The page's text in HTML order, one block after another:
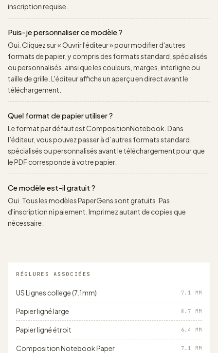
inscription requise.
Puis-je personnaliser ce modèle ?
Oui. Cliquez sur « Ouvrir l'éditeur » pour modifier d'autres
formats de papier, y compris des formats standard, spécialisés
ou personnalisés, ainsi que les couleurs, marges, interligne ou
taille de grille. L'éditeur affiche un aperçu en direct avant le
téléchargement.
Quel format de papier utiliser ?
Le format par défaut est CompositionNotebook. Dans
l’éditeur, vous pouvez passer à d’autres formats standard,
spécialisés ou personnalisés avant le téléchargement pour que
le PDF corresponde à votre papier.
Ce modèle est-il gratuit ?
Oui. Tous les modèles PaperGens sont gratuits. Pas
d'inscription ni paiement. Imprimez autant de copies que
nécessaire.
RÉGLURES ASSOCIÉES
US Lignes college (7.1mm) 7.1 MM
Papier ligné large 8.7 MM
Papier ligné étroit 6.4 MM
Composition Notebook Paper 7.1 MM